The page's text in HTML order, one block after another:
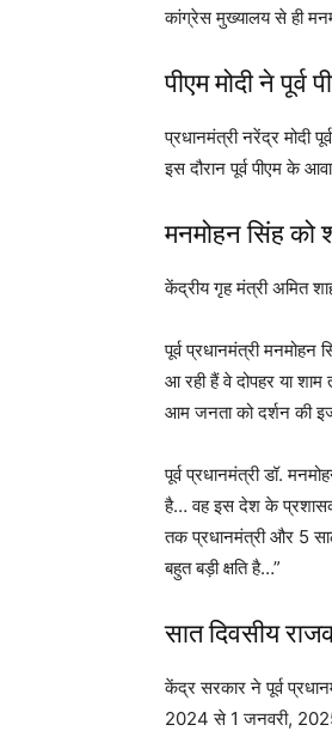
कांग्रेस मुख्यालय से ही
पीएम मोदी ने पूर्व
प्रधानमंत्री नरेंद्र मोदी
इस दौरान पूर्व पीएम के
मनमोहन सिंह को
केंद्रीय गृह मंत्री अमित
पूर्व प्रधानमंत्री
आ रही हैं वे दोपहर या
आम जनता को दर्शन की
पूर्व प्रधानमंत्री डॉ.
है… वह इस देश के
तक प्रधानमंत्री और 5
बहुत बड़ी क्षति है…”
सात दिवसीय
केंद्र सरकार ने पूर्व
2024 से 1 जनवरी, 2025